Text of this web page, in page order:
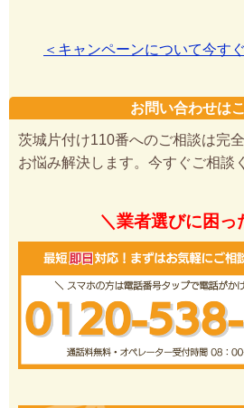
＜キャンペーンについて今す
お問い合わせは
茨城片付け110番へのご相談は完
お悩み解決します。今すぐご相談
＼業者選びに困